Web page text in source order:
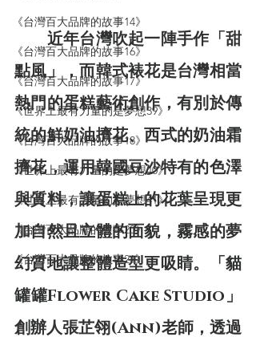
《台灣百大品牌的故事14》
《台灣百大品牌的故事16》
《台灣百大品牌的故事17》
《世界上最有力量的是夢想39》
《台灣百大品牌的故事18》
《世界上最有力量的是夢想40》
《世界上最有力量的是夢想41》
《台灣百大品牌的故事20》
《台灣百大品牌的故事21》
近年台灣吹起一陣手作「甜
點風」，而韓式裱花是台灣相當
熱門的蛋糕藝術創作，有別於傳
統的鮮奶油擠花、西式的奶油霜
擠花，運用韓國豆沙特有的色澤
與質料，讓蛋糕上的花葉呈現更
加自然且立體的面貌，霧感的夢
幻質地讓整體造型更吸睛。「貓
罐罐Flower Cake Studio」
創辦人張芷翎(Ann)老師，透過